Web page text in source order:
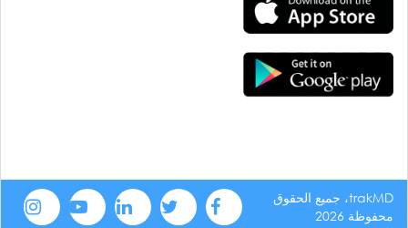
trakMD، جميع الحقوق
محفوظة 2026